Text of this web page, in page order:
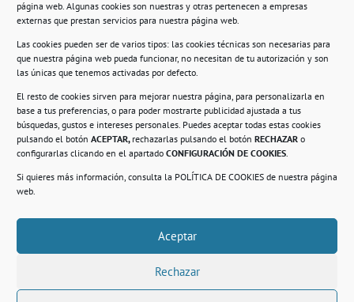
página web. Algunas cookies son nuestras y otras pertenecen a empresas
externas que prestan servicios para nuestra página web.
Las cookies pueden ser de varios tipos: las cookies técnicas son necesarias para
que nuestra página web pueda funcionar, no necesitan de tu autorización y son
las únicas que tenemos activadas por defecto.
El resto de cookies sirven para mejorar nuestra página, para personalizarla en
base a tus preferencias, o para poder mostrarte publicidad ajustada a tus
búsquedas, gustos e intereses personales. Puedes aceptar todas estas cookies
pulsando el botón ACEPTAR, rechazarlas pulsando el botón RECHAZAR o
configurarlas clicando en el apartado CONFIGURACIÓN DE COOKIES.
Si quieres más información, consulta la POLÍTICA DE COOKIES de nuestra página
web.
Aceptar
Rechazar
Información
Compromiso con la protección de datos
Política de Cookies.
© 2021. Realizado en el Centro de Rehabilitación